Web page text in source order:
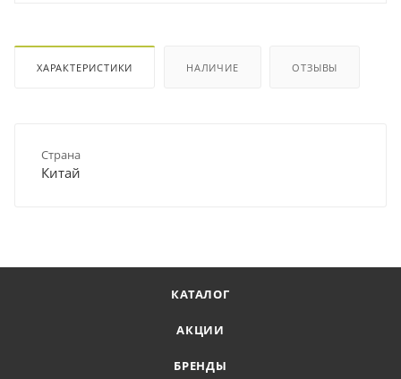
ХАРАКТЕРИСТИКИ НАЛИЧИЕ ОТЗЫВЫ
Страна
Китай
КАТАЛОГ
АКЦИИ
БРЕНДЫ